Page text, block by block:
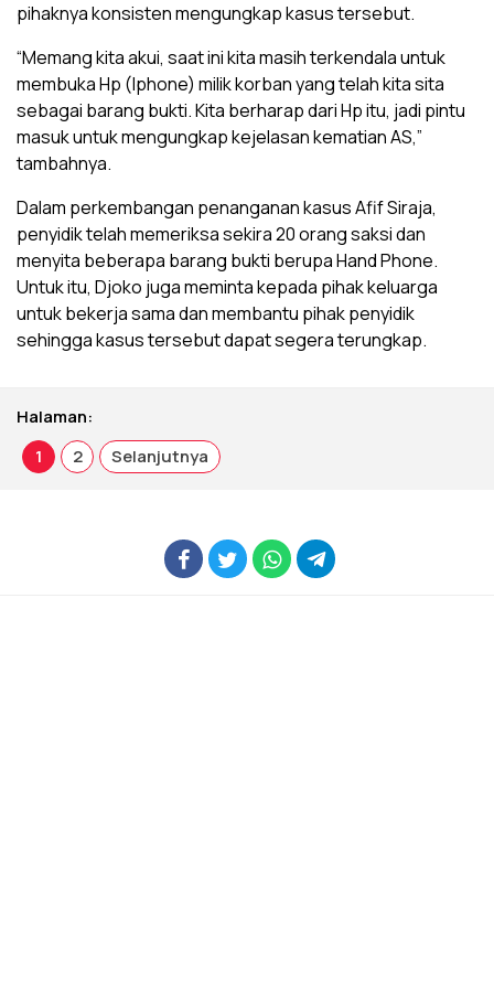
pihaknya konsisten mengungkap kasus tersebut.
“Memang kita akui, saat ini kita masih terkendala untuk
membuka Hp (Iphone) milik korban yang telah kita sita
sebagai barang bukti. Kita berharap dari Hp itu, jadi pintu
masuk untuk mengungkap kejelasan kematian AS,”
tambahnya.
Dalam perkembangan penanganan kasus Afif Siraja,
penyidik telah memeriksa sekira 20 orang saksi dan
menyita beberapa barang bukti berupa Hand Phone.
Untuk itu, Djoko juga meminta kepada pihak keluarga
untuk bekerja sama dan membantu pihak penyidik
sehingga kasus tersebut dapat segera terungkap.
Halaman:
1
2 Selanjutnya